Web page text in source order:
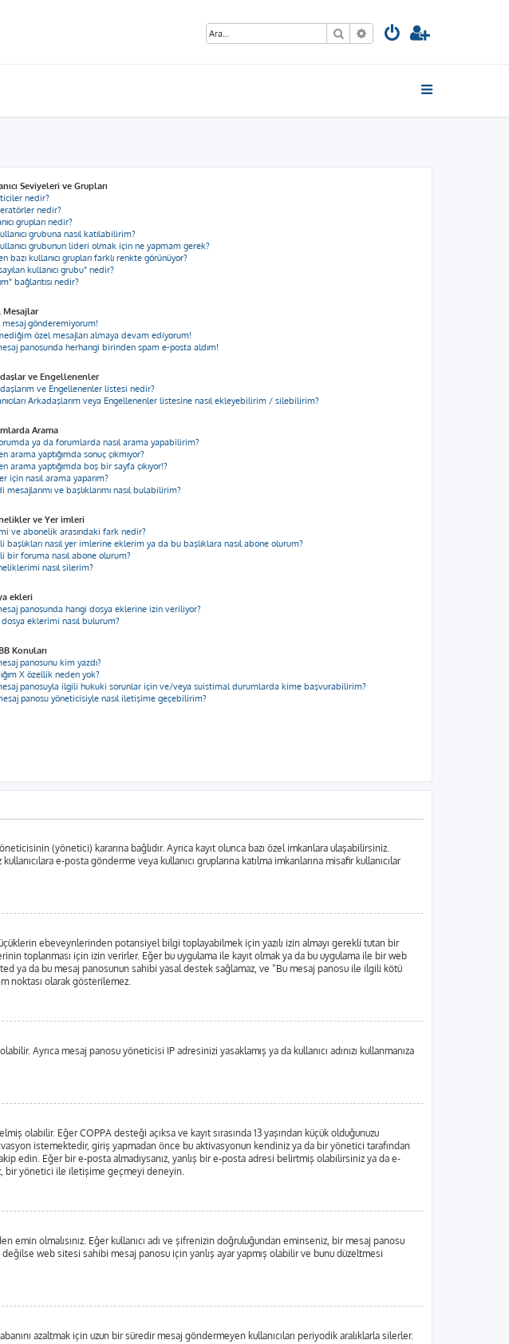
Ara Gelişmiş arama
Seviyeleri ve Grupları
nedir?
nedir?
grupları nedir?
grubuna nasıl katılabilirim?
grubunun lideri olmak için ne yapmam gerek?
bazı kullanıcı grupları farklı renkte görünüyor?
kullanıcı grubu” nedir?
bağlantısı nedir?
Mesajlar
mesaj gönderemiyorum!
özel mesajları almaya devam ediyorum!
panosunda herhangi birinden spam e-posta aldım!
ve Engellenenler
ve Engellenenler listesi nedir?
Arkadaşlarım veya Engellenenler listesine nasıl ekleyebilirim / silebilirim?
Arama
ya da forumlarda nasıl arama yapabilirim?
arama yaptığımda sonuç çıkmıyor?
arama yaptığımda boş bir sayfa çıkıyor!?
için nasıl arama yaparım?
mesajlarımı ve başlıklarımı nasıl bulabilirim?
ve Yer imleri
ve abonelik arasındaki fark nedir?
başlıkları nasıl yer imlerine eklerim ya da bu başlıklara nasıl abone olurum?
bir foruma nasıl abone olurum?
nasıl silerim?
ekleri
panosunda hangi dosya eklerine izin veriliyor?
eklerimi nasıl bulurum?
Konuları
panosunu kim yazdı?
X özellik neden yok?
panosuyla ilgili hukuki sorunlar için ve/veya suistimal durumlarda kime başvurabilirim?
panosu yöneticisiyle nasıl iletişime geçebilirim?
(yönetici) kararına bağlıdır. Ayrıca kayıt olunca bazı özel imkanlara ulaşabilirsiniz.
e-posta gönderme veya kullanıcı gruplarına katılma imkanlarına misafir kullanıcılar
ebeveynlerinden potansiyel bilgi toplayabilmek için yazılı izin almayı gerekli tutan bir
toplanması için izin verirler. Eğer bu uygulama ile kayıt olmak ya da bu uygulama ile bir web
ya da bu mesaj panosunun sahibi yasal destek sağlamaz, ve “Bu mesaj panosu ile ilgili kötü
noktası olarak gösterilemez.
Ayrıca mesaj panosu yöneticisi IP adresinizi yasaklamış ya da kullanıcı adınızı kullanmanıza
olabilir. Eğer COPPA desteği açıksa ve kayıt sırasında 13 yaşından küçük olduğunuzu
istemektedir, giriş yapmadan önce bu aktivasyonun kendiniz ya da bir yönetici tarafından
edin. Eğer bir e-posta almadıysanız, yanlış bir e-posta adresi belirtmiş olabilirsiniz ya da e-
bir yönetici ile iletişime geçmeyi deneyin.
olmalısınız. Eğer kullanıcı adı ve şifrenizin doğruluğundan eminseniz, bir mesaj panosu
web sitesi sahibi mesaj panosu için yanlış ayar yapmış olabilir ve bunu düzeltmesi
azaltmak için uzun bir süredir mesaj göndermeyen kullanıcıları periyodik aralıklarla silerler.